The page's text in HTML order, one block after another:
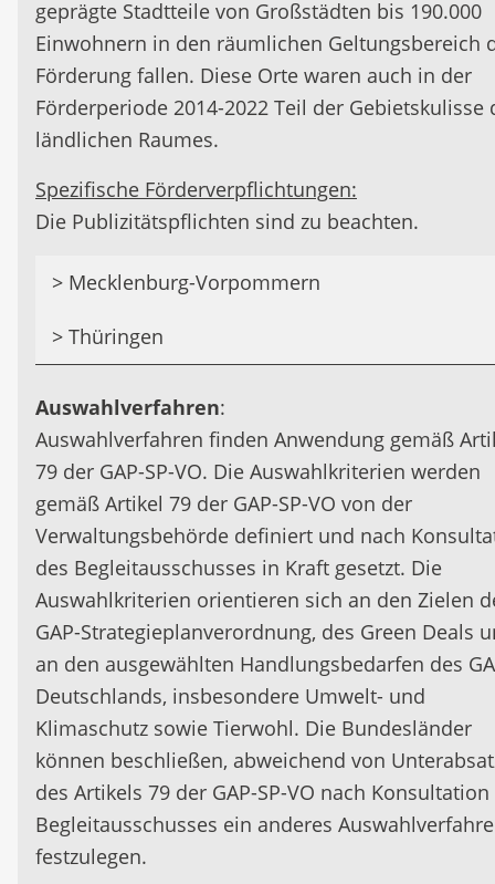
geprägte Stadtteile von Großstädten bis 190.000
Einwohnern in den räumlichen Geltungsbereich
Förderung fallen. Diese Orte waren auch in der
Förderperiode 2014-2022 Teil der Gebietskulisse
ländlichen Raumes.
Spezifische Förderverpflichtungen:
Die Publizitätspflichten sind zu beachten.
Förderinhalte:
Daseinsvorsorge in ländlichen Gebieten
touristischer Einrichtungen
Gegenstand der Förderung ist es, dem
Charakter angepasste
Erschließung der landwirtschaftlichen,
siedlungsstrukturellen, wirtschaftlichen oder
touristischen Entwicklungspotenziale sowie
und öffentliche Investitionen zu unterstützen,
der Erhaltung, Gestaltung und Entwicklung
geprägter Orte dienen und deren soziale und
wirtschaftliche Zukunftsfähigkeit stärken. Dies
umfasst auch die hierfür ggf. erforderlichen
Konzepte.
Neue unter anderem aus der
Entwicklung entstehende Herausforderungen
> Mecklenburg-Vorpommern
Spezifische Fördervoraussetzungen:
Förderfähiges
Mindestinvestitionsvolumen/
nach Vorgaben der regionalen
Verwaltungsbehörde
Regionale Verwaltungsbehörden können
zusätzliche Anforderungen (z.B.
der Zuwendungsempfänger) festlegen
Förderausschlüsse:
Sachleistungen
Spezifische Förderverpflichtungen:
Regionale Verwaltungsbehörden können
zusätzliche Anforderungen (z.B. Zulässiges
Baumaterial) festlegen
> Thüringen
Spezifische Förderverpflichtungen:
Regionale Verwaltungsbehörden können
zusätzliche Anforderungen (z.B. Zulässiges
Baumaterial) festlegen
Anforderung an Investitionen in bestimmten
Bereichen (z.B. Zugang der Öffentlichkeit,
Folgekosten) können von der regionalen
Verwaltungsbehörde festgelegt werden
Auswahlverfahren:
Auswahlverfahren finden Anwendung gemäß
79 der GAP-SP-VO. Die Auswahlkriterien werden
gemäß Artikel 79 der GAP-SP-VO von der
Verwaltungsbehörde definiert und nach
des Begleitausschusses in Kraft gesetzt. Die
Auswahlkriterien orientieren sich an den Zielen
GAP-Strategieplanverordnung, des Green Deals
an den ausgewählten Handlungsbedarfen des
Deutschlands, insbesondere Umwelt- und
Klimaschutz sowie Tierwohl. Die Bundesländer
können beschließen, abweichend von
des Artikels 79 der GAP-SP-VO nach Konsultation
Begleitausschusses ein anderes
festzulegen.